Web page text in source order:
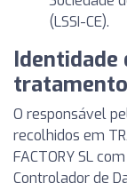
(LSSI-CE).
Identidade
O responsável
recolhidos em
FACTORY SL
Controlador de